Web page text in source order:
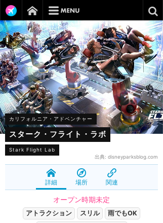
カリフォルニア・アドベンチャー
スターク・フライト・ラボ
Stark Flight Lab
出典: disneyparksblog.com
詳細 場所 関連
オープン時期未定
アトラクション スリル
雨でもOK